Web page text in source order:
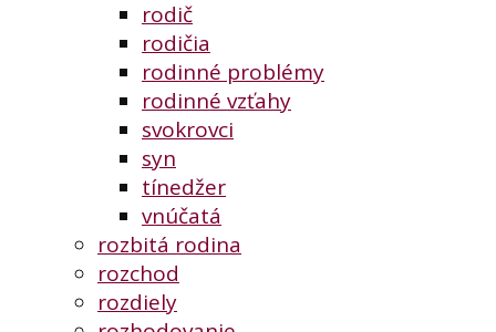
rodič
rodičia
rodinné problémy
rodinné vzťahy
svokrovci
syn
tínedžer
vnúčatá
rozbitá rodina
rozchod
rozdiely